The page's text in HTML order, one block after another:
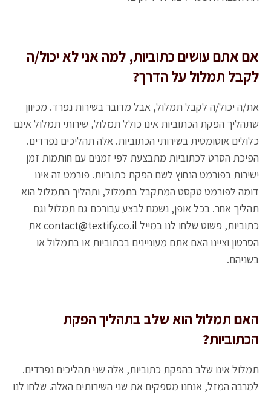
אם אתם עושים כתוביות, למה אני לא יכול/ה
לקבל תמלול על הדרך?
את/ה יכול/ה לקבל תמלול, אבל מדובר בשירות נפרד. מכיוון
שתהליך הפקת הכתוביות אינו כולל תמלול, שירותי תמלול אינם
כלולים אוטומטית בשירותי הכתוביות. אלה תהליכים נפרדים.
הפיכת הסרט לכתוביות מתבצעת לפי זמנים עם חותמות זמן
ישירות בפורמט הנחוץ לשם הפקת כתוביות. פורמט זה אינו
דומה לפורמט טקסט המתקבל בתמלול, ותהליך התמלול הוא
תהליך אחר. בכל אופן, נשמח לבצע עבורכם גם תמלול וגם
כתוביות, פשוט שלחו לנו במייל contact@textify.co.ilאת
הסרטון וציינו האם אתם מעוניינים בכתוביות או בתמלול או
בשניהם.
האם תמלול הוא שלב בתהליך הפקת
הכתוביות?
תמלול אינו שלב בהפקת כתוביות, אלה שני תהליכים נפרדים.
למרבה המזל, אנחנו מספקים את שני השירותים האלה. שלחו לנו